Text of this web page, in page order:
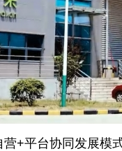
+平台协同发展模